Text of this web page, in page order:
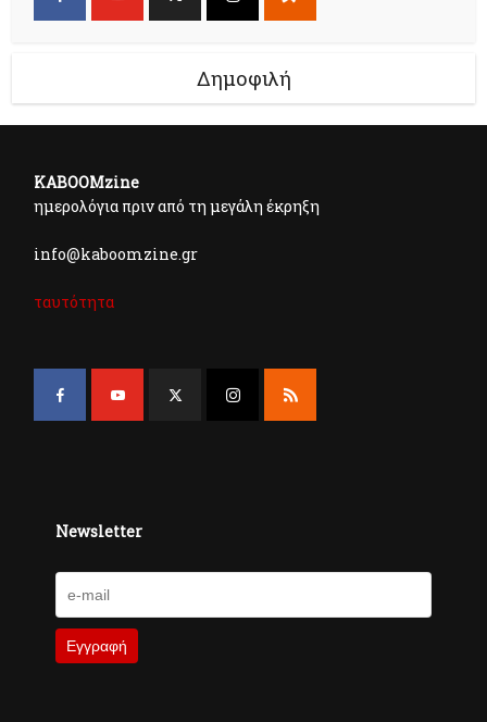
Δημοφιλή
KABOOMzine
ημερολόγια πριν από τη μεγάλη έκρηξη
info@kaboomzine.gr
ταυτότητα
Newsletter